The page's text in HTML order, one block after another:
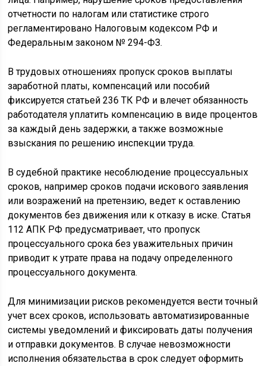
отчетности по налогам или статистике строго
регламентировано Налоговым кодексом РФ и
Федеральным законом № 294-ФЗ.
В трудовых отношениях пропуск сроков выплаты
заработной платы, компенсаций или пособий
фиксируется статьей 236 ТК РФ и влечет обязанность
работодателя уплатить компенсацию в виде процентов
за каждый день задержки, а также возможные
взыскания по решению инспекции труда.
В судебной практике несоблюдение процессуальных
сроков, например сроков подачи искового заявления
или возражений на претензию, ведет к оставлению
документов без движения или к отказу в иске. Статья
112 АПК РФ предусматривает, что пропуск
процессуального срока без уважительных причин
приводит к утрате права на подачу определенного
процессуального документа.
Для минимизации рисков рекомендуется вести точный
учет всех сроков, использовать автоматизированные
системы уведомлений и фиксировать даты получения
и отправки документов. В случае невозможности
исполнения обязательства в срок следует оформить